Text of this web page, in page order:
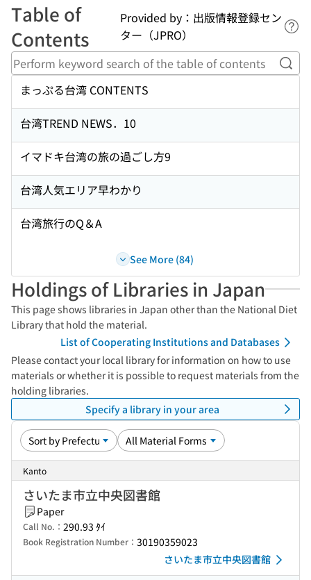
Table of
Contents
Provided by：出版情報登録セン
ター（JPRO）
まっぷる台湾 CONTENTS
台湾TREND NEWS．10
イマドキ台湾の旅の過ごし方9
台湾人気エリア早わかり
台湾旅行のQ＆A
See More (84)
Holdings of Libraries in Japan
This page shows libraries in Japan other than the National Diet
Library that hold the material.
List of Cooperating Institutions and Databases
Please contact your local library for information on how to use
materials or whether it is possible to request materials from the
holding libraries.
Specify a library in your area
Kanto
さいたま市立中央図書館
Paper
Call No.： 290.93 ﾀｲ
Book Registration Number： 30190359023
さいたま市立中央図書館